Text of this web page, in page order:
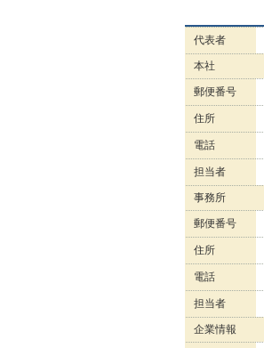
代表者
本社
郵便番号
住所
電話
担当者
事務所
郵便番号
住所
電話
担当者
企業情報